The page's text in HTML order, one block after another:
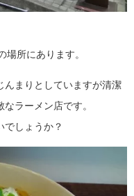
場所にあります。
んまりとしていますが清潔
ラーメン店です。
でしょうか？